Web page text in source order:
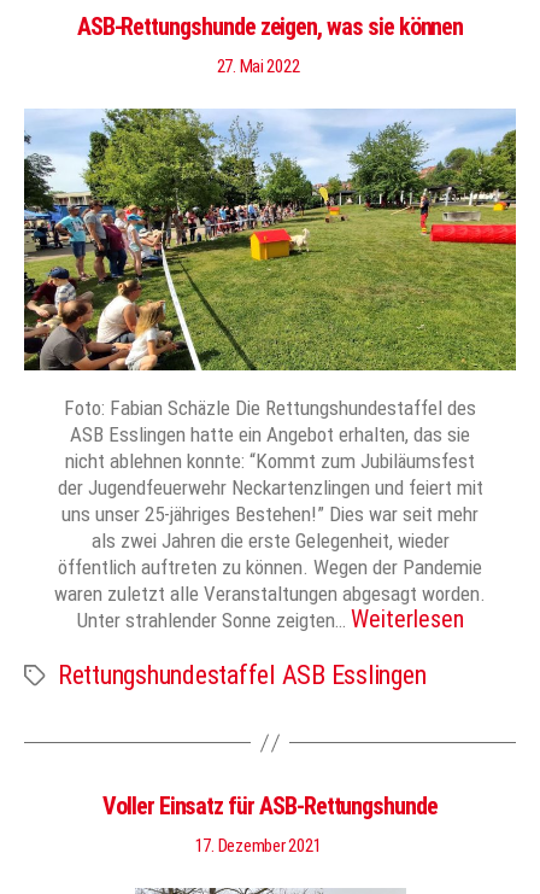
ASB-Rettungshunde zeigen, was sie können
27. Mai 2022
Foto: Fabian Schäzle Die Rettungshundestaffel des
ASB Esslingen hatte ein Angebot erhalten, das sie
nicht ablehnen konnte: “Kommt zum Jubiläumsfest
der Jugendfeuerwehr Neckartenzlingen und feiert mit
uns unser 25-jähriges Bestehen!” Dies war seit mehr
als zwei Jahren die erste Gelegenheit, wieder
öffentlich auftreten zu können. Wegen der Pandemie
waren zuletzt alle Veranstaltungen abgesagt worden.
Unter strahlender Sonne zeigten… Weiterlesen
Schlagwörter
Rettungshundestaffel ASB Esslingen
Voller Einsatz für ASB-Rettungshunde
17. Dezember 2021